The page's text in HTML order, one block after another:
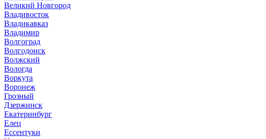
Великий Новгород
Владивосток
Владикавказ
Владимир
Волгоград
Волгодонск
Волжский
Вологда
Воркута
Воронеж
Грозный
Дзержинск
Екатеринбург
Елец
Ессентуки